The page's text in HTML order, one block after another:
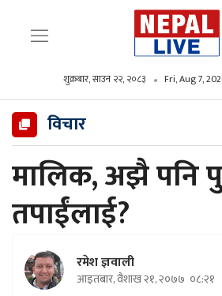
शुक्रबार, साउन २२, २०८३ Fri, Aug 7,
विचार
मालिक, अझै पनि
तपाईंलाई?
रमेश ज्ञवाली
आइतबार, वैशाख २१, २०७७ ०८:२१